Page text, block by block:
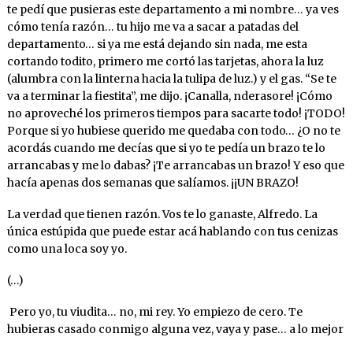
te pedí que pusieras este departamento a mi nombre… ya ves
cómo tenía razón… tu hijo me va a sacar a patadas del
departamento… si ya me está dejando sin nada, me esta
cortando todito, primero me cortó las tarjetas, ahora la luz
(alumbra con la linterna hacia la tulipa de luz.) y el gas. “Se te
va a terminar la fiestita”, me dijo. ¡Canalla, nderasore! ¡Cómo
no aproveché los primeros tiempos para sacarte todo! ¡TODO!
Porque si yo hubiese querido me quedaba con todo… ¿O no te
acordás cuando me decías que si yo te pedía un brazo te lo
arrancabas y me lo dabas? ¡Te arrancabas un brazo! Y eso que
hacía apenas dos semanas que salíamos. ¡¡UN BRAZO!
La verdad que tienen razón. Vos te lo ganaste, Alfredo. La
única estúpida que puede estar acá hablando con tus cenizas
como una loca soy yo.
(…)
Pero yo, tu viudita… no, mi rey. Yo empiezo de cero. Te
hubieras casado conmigo alguna vez, vaya y pase… a lo mejor